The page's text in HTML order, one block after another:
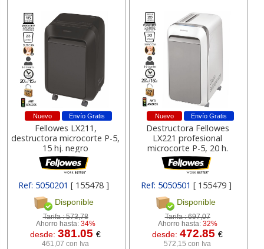
Envío Gratis
Nuevo
Fellowes LX211,
destructora microcorte P-5,
15 hj. negro
Ref: 5050201[ 155478 ]
Disponible
Tarifa :573,78
Ahorro hasta: 34%
desde:381.05€
461,07 con Iva
Envío Gratis
Nuevo
Destructora Fellowes
LX221 profesional
microcorte P-5, 20 h.
Ref: 5050501 [ 155479 ]
Disponible
Tarifa :697,07
Ahorro hasta: 32%
desde:472.85€
572,15 con Iva